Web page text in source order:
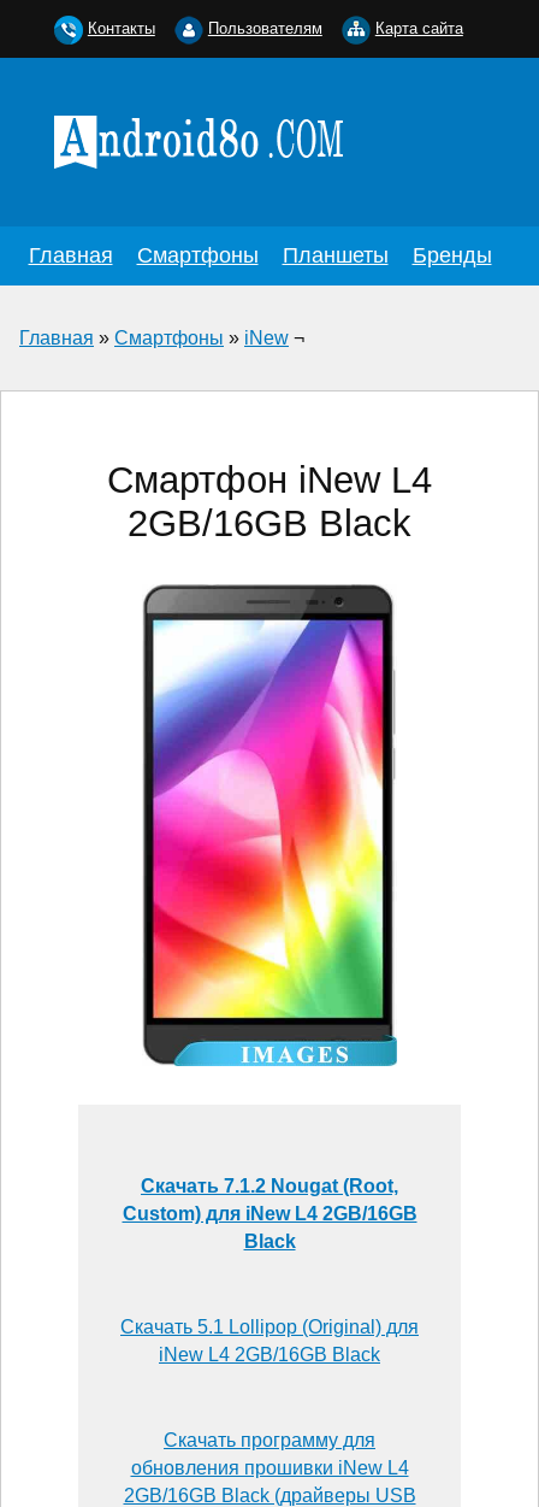
Главная Смартфоны Планшеты Бренды
Главная » Смартфоны » iNew ¬
Смартфон iNew L4
2GB/16GB Black
Скачать 7.1.2 Nougat (Root,
Custom) для iNew L4 2GB/16GB
Black
Скачать 5.1 Lollipop (Original) для
iNew L4 2GB/16GB Black
Скачать программу для
обновления прошивки iNew L4
2GB/16GB Black (драйверы USB
Контакты Пользователям Карта сайта